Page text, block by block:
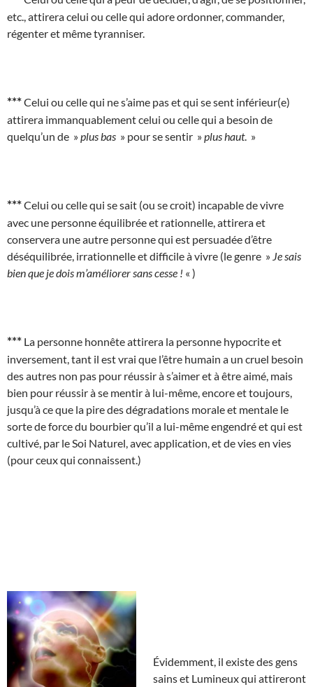
etc., attirera celui ou celle qui adore ordonner, commander,
régenter et même tyranniser.
***Celui ou celle qui ne s’aime pas et qui se sent inférieur(e)
attirera immanquablement celui ou celle qui a besoin de
quelqu’un de »plus bas » pour se sentir »plus haut. »
***Celui ou celle qui se sait (ou se croit) incapable de vivre
avec une personne équilibrée et rationnelle, attirera et
conservera une autre personne qui est persuadée d’être
déséquilibrée, irrationnelle et difficile à vivre (le genre » Je sais
bien que je dois m’améliorer sans cesse ! « )
*** La personne honnête attirera la personne hypocrite et
inversement, tant il est vrai que l’être humain a un cruel besoin
des autres non pas pour réussir à s’aimer et à être aimé, mais
bien pour réussir à se mentir à lui-même, encore et toujours,
jusqu’à ce que la pire des dégradations morale et mentale le
sorte de force du bourbier qu’il a lui-même engendré et qui est
cultivé, par le Soi Naturel, avec application, et de vies en vies
(pour ceux qui connaissent.)
Évidemment, il existe des gens
sains et Lumineux qui attireront